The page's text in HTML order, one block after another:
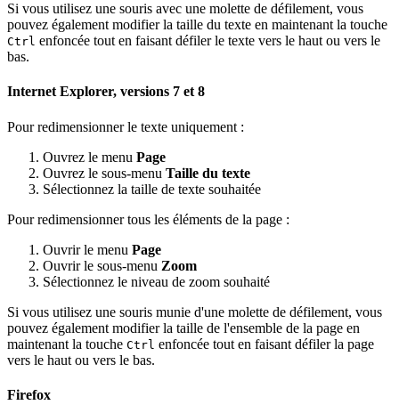
Si vous utilisez une souris avec une molette de défilement, vous
pouvez également modifier la taille du texte en maintenant la touche
Ctrl enfoncée tout en faisant défiler le texte vers le haut ou vers le
bas.
Internet Explorer, versions 7 et 8
Pour redimensionner le texte uniquement :
Ouvrez le menu Page
Ouvrez le sous-menu Taille du texte
Sélectionnez la taille de texte souhaitée
Pour redimensionner tous les éléments de la page :
Ouvrir le menu Page
Ouvrir le sous-menu Zoom
Sélectionnez le niveau de zoom souhaité
Si vous utilisez une souris munie d'une molette de défilement, vous
pouvez également modifier la taille de l'ensemble de la page en
maintenant la touche Ctrl enfoncée tout en faisant défiler la page
vers le haut ou vers le bas.
Firefox